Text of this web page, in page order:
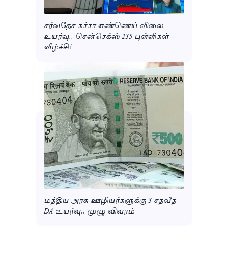
சர்வதேச கச்சா எண்ணெய் விலை
உயர்வு.. சென்செக்ஸ் 235 புள்ளிகள்
வீழ்ச்சி!
மத்திய அரசு ஊழியர்களுக்கு 3 சதவீத
DA உயர்வு.. முழு விவரம்